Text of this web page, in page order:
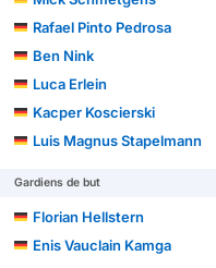
Rafael Pinto Pedrosa
Ben Nink
Luca Erlein
Kacper Koscierski
Luis Magnus Stapelmann
Gardiens de but
Florian Hellstern
Enis Vauclain Kamga